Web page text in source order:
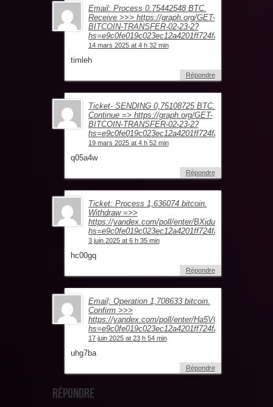
Email: Process 0.75442548 BTC.
Receive >>> https://graph.org/GET-
BITCOIN-TRANSFER-02-23-2?
hs=e9c0fe019c023ec12a4201ff724fa632&
14 mars 2025 at 4 h 32 min
timleh
Répondre
Ticket- SENDING 0,75108725 BTC.
Continue => https://graph.org/GET-
BITCOIN-TRANSFER-02-23-2?
hs=e9c0fe019c023ec12a4201ff724fa632&
19 mars 2025 at 4 h 52 min
q05a4w
Répondre
Ticket: Process 1,636074 bitcoin.
Withdraw =>>
https://yandex.com/poll/enter/
hs=e9c0fe019c023ec12a4201ff724fa632&
3 juin 2025 at 6 h 35 min
hc00gq
Répondre
Email; Operation 1,708633 bitcoin.
Confirm >>>
https://yandex.com/poll/enter/
hs=e9c0fe019c023ec12a4201ff724fa632&
17 juin 2025 at 23 h 54 min
uhg7ba
Répondre
Répondre